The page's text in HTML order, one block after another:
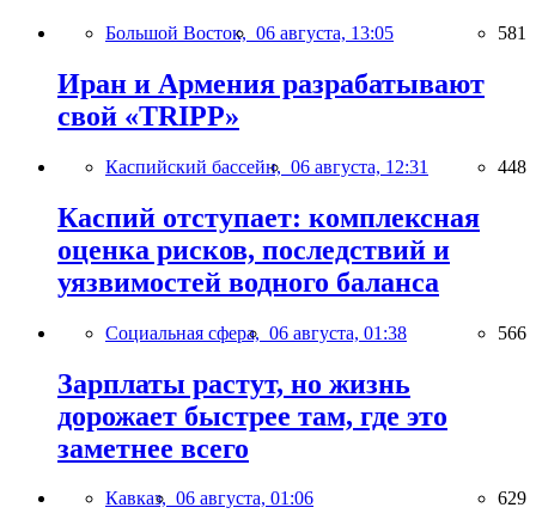
Большой Восток, 06 августа, 13:05 581
Иран и Армения разрабатывают
свой «TRIPP»
Каспийский бассейн, 06 августа, 12:31 448
Каспий отступает: комплексная
оценка рисков, последствий и
уязвимостей водного баланса
Социальная сфера, 06 августа, 01:38 566
Зарплаты растут, но жизнь
дорожает быстрее там, где это
заметнее всего
Кавказ, 06 августа, 01:06 629